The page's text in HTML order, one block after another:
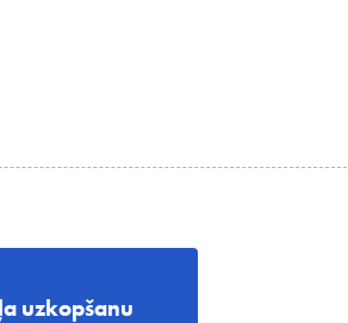
uzkopšanu